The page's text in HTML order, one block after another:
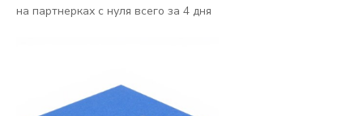
на партнерках с нуля всего за 4 дня